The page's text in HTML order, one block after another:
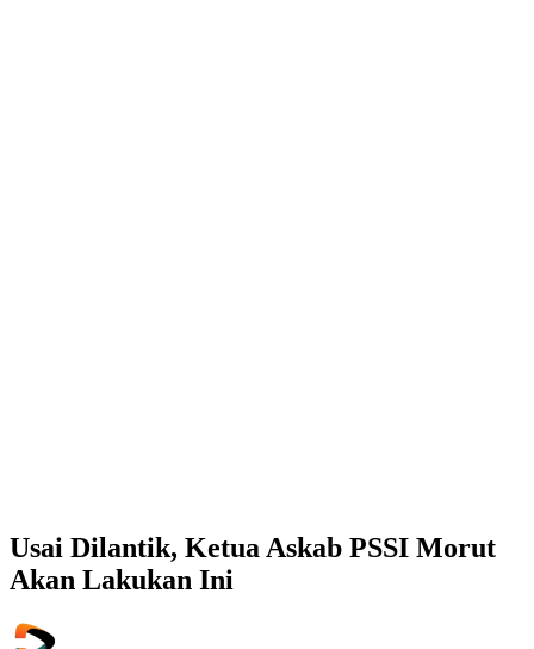
Usai Dilantik, Ketua Askab PSSI Morut
Akan Lakukan Ini